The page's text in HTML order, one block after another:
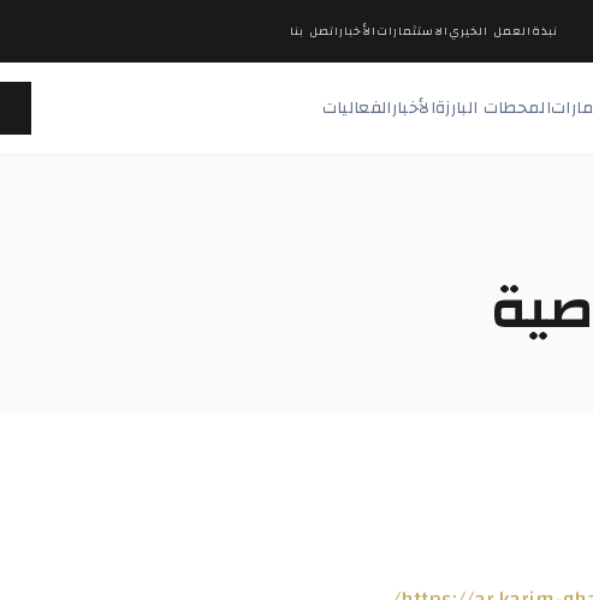
نبذةالعمل الخيريالاستثماراتالأخباراتصل بنا
المحطات البارزةالأخبارالفعاليات